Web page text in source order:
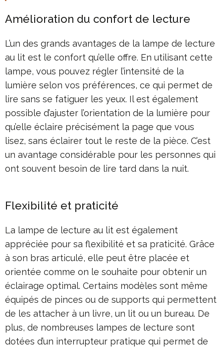
Amélioration du confort de lecture
L’un des grands avantages de la lampe de lecture
au lit est le confort qu’elle offre. En utilisant cette
lampe, vous pouvez régler l’intensité de la
lumière selon vos préférences, ce qui permet de
lire sans se fatiguer les yeux. Il est également
possible d’ajuster l’orientation de la lumière pour
qu’elle éclaire précisément la page que vous
lisez, sans éclairer tout le reste de la pièce. C’est
un avantage considérable pour les personnes qui
ont souvent besoin de lire tard dans la nuit.
Flexibilité et praticité
La lampe de lecture au lit est également
appréciée pour sa flexibilité et sa praticité. Grâce
à son bras articulé, elle peut être placée et
orientée comme on le souhaite pour obtenir un
éclairage optimal. Certains modèles sont même
équipés de pinces ou de supports qui permettent
de les attacher à un livre, un lit ou un bureau. De
plus, de nombreuses lampes de lecture sont
dotées d’un interrupteur pratique qui permet de